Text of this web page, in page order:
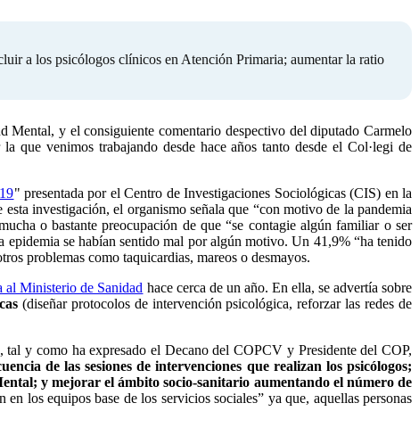
a los psicólogos clínicos en Atención Primaria; aumentar la ratio
y el consiguiente comentario despectivo del diputado Carmelo
que venimos trabajando desde hace años tanto desde el Col·legi de
" presentada por el Centro de Investigaciones Sociológicas (CIS) en la
esta investigación, el organismo señala que “con motivo de la pandemia
o bastante preocupación de que “se contagie algún familiar o ser
epidemia se habían sentido mal por algún motivo. Un 41,9% “ha tenido
problemas como taquicardias, mareos o desmayos.
al Ministerio de Sanidad hace cerca de un año. En ella, se advertía sobre
(diseñar protocolos de intervención psicológica, reforzar las redes de
y como ha expresado el Decano del COPCV y Presidente del COP,
de las sesiones de intervenciones que realizan los psicólogos;
y mejorar el ámbito socio-sanitario aumentando el número de
los equipos base de los servicios sociales” ya que, aquellas personas